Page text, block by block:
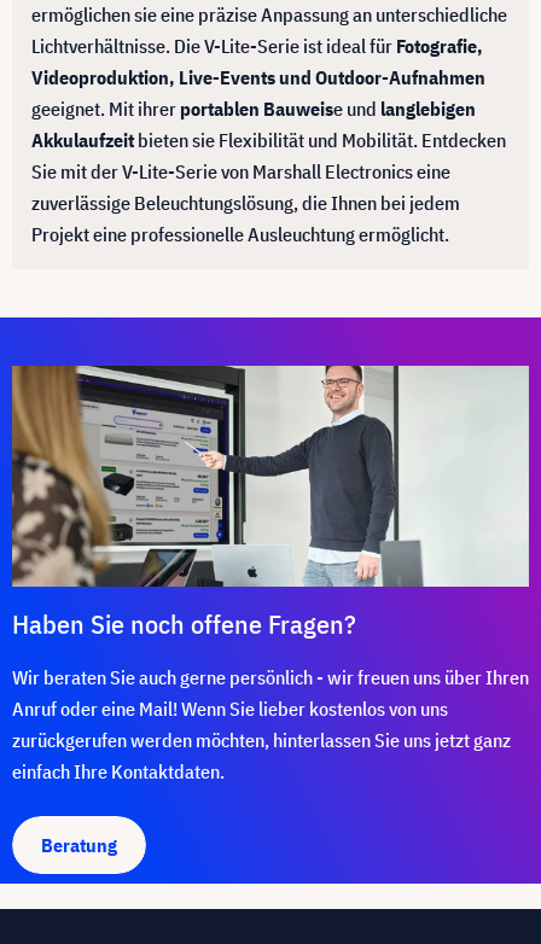
ermöglichen sie eine präzise Anpassung an unterschiedliche
Lichtverhältnisse. Die V-Lite-Serie ist ideal für Fotografie,
Videoproduktion, Live-Events und Outdoor-Aufnahmen
geeignet. Mit ihrer portablen Bauweise und langlebigen
Akkulaufzeit bieten sie Flexibilität und Mobilität. Entdecken
Sie mit der V-Lite-Serie von Marshall Electronics eine
zuverlässige Beleuchtungslösung, die Ihnen bei jedem
Projekt eine professionelle Ausleuchtung ermöglicht.
Haben Sie noch offene Fragen?
Wir beraten Sie auch gerne persönlich - wir freuen uns über Ihren
Anruf oder eine Mail! Wenn Sie lieber kostenlos von uns
zurückgerufen werden möchten, hinterlassen Sie uns jetzt ganz
einfach Ihre Kontaktdaten.
Beratung